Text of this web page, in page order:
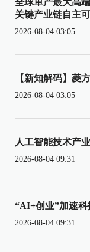
关键产业链自主
2026-08-04 03:05
【新知解码】菱
2026-08-04 03:05
人工智能技术产
2026-08-04 09:31
“AI+创业”加速
2026-08-04 09:31